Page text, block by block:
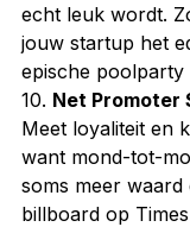
echt leuk wordt.
jouw startup het
epische poolparty
10. Net Promoter
Meet loyaliteit en
want mond-tot-
soms meer
billboard op